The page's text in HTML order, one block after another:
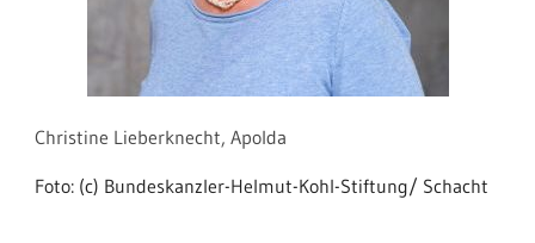
Christine Lieberknecht, Apolda
Foto: (c) Bundeskanzler-Helmut-Kohl-Stiftung/ Schacht